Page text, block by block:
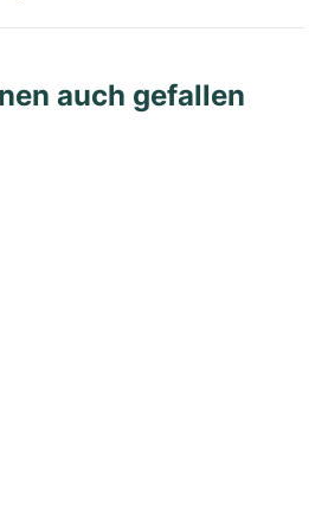
auch gefallen